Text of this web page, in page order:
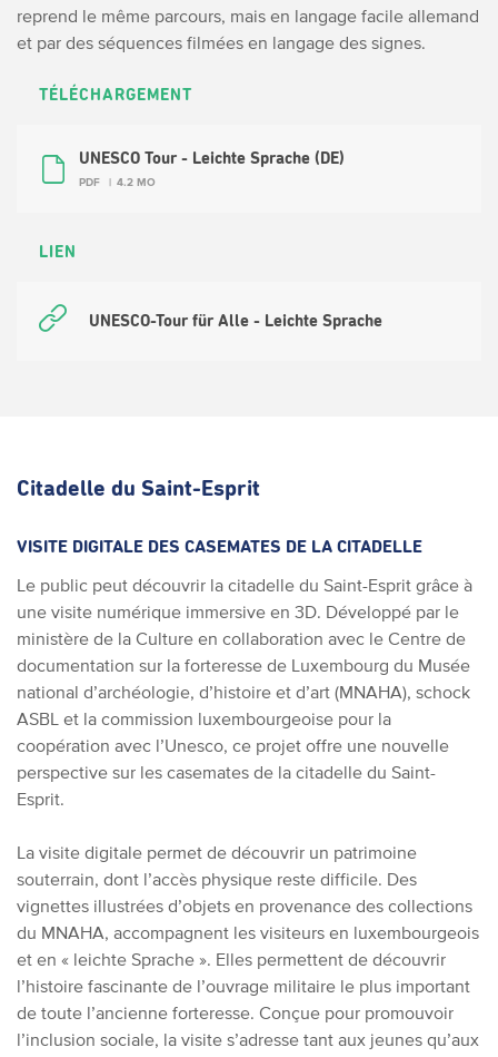
reprend le même parcours, mais en langage facile allemand
et par des séquences filmées en langage des signes.
TÉLÉCHARGEMENT
UNESCO Tour - Leichte Sprache (DE)
PDF 4.2 MO
LIEN
UNESCO-Tour für Alle - Leichte Sprache
Citadelle du Saint-Esprit
VISITE DIGITALE DES CASEMATES DE LA CITADELLE
Le public peut découvrir la citadelle du Saint-Esprit grâce à
une visite numérique immersive en 3D. Développé par le
ministère de la Culture en collaboration avec le Centre de
documentation sur la forteresse de Luxembourg du Musée
national d’archéologie, d’histoire et d’art (MNAHA), schock
ASBL et la commission luxembourgeoise pour la
coopération avec l’Unesco, ce projet offre une nouvelle
perspective sur les casemates de la citadelle du Saint-
Esprit.
La visite digitale permet de découvrir un patrimoine
souterrain, dont l’accès physique reste difficile. Des
vignettes illustrées d’objets en provenance des collections
du MNAHA, accompagnent les visiteurs en luxembourgeois
et en « leichte Sprache ». Elles permettent de découvrir
l’histoire fascinante de l’ouvrage militaire le plus important
de toute l’ancienne forteresse. Conçue pour promouvoir
l’inclusion sociale, la visite s’adresse tant aux jeunes qu’aux